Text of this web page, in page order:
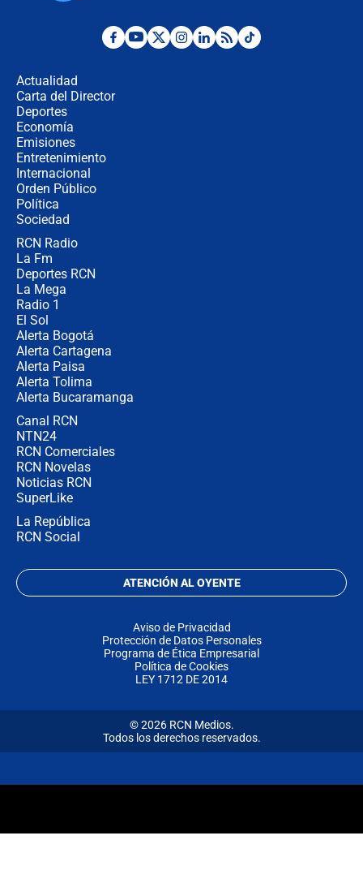
¿Por qué De la Espriella gobernará
Actualidad
Carta del Director
Deportes
Economía
Emisiones
Entretenimiento
Internacional
Orden Público
Política
Sociedad
RCN Radio
La Fm
Deportes RCN
La Mega
Radio 1
El Sol
Alerta Bogotá
Alerta Cartagena
Alerta Paisa
Alerta Tolima
Alerta Bucaramanga
Canal RCN
NTN24
RCN Comerciales
RCN Novelas
Noticias RCN
SuperLike
La República
RCN Social
ATENCIÓN AL OYENTE
Aviso de Privacidad
Protección de Datos Personales
Programa de Ética Empresarial
Política de Cookies
LEY 1712 DE 2014
© 2026 RCN Medios.
Todos los derechos reservados.